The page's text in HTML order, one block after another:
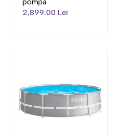
2,899.00 Lei